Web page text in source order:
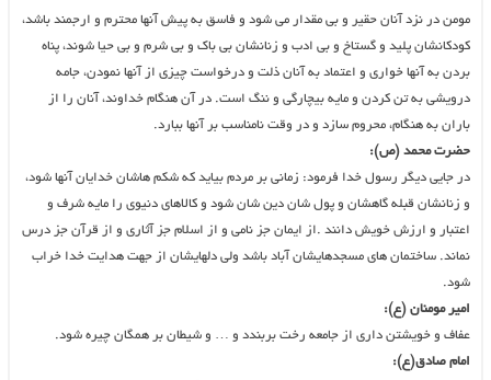
مومن در نزد آنان حقیر و بی مقدار می شود و فاسق به پیش آنها محترم و ارجمند باشد،
کودکانشان پلید و گستاخ و بی ادب و زنانشان بی باک و بی شرم و بی حیا شوند، پناه
بردن به آنها خواری و اعتماد به آنان ذلت و درخواست چیزی از آنها نمودن، جامه
درویشی به تن کردن و مایه بیچارگی و ننگ است. در آن هنگام خداوند، آنان را از
باران به هنگام، محروم سازد و در وقت نامناسب بر آنها ببارد.
حضرت محمد (ص):
در جایی دیگر رسول خدا فرمود: زمانی بر مردم بیاید که شکم هاشان خدایان آنها شود،
و زنانشان قبله گاهشان و پول شان دین شان شود و کالاهای دنیوی را مایه شرف و
اعتبار و ارزش خویش دانند .از ایمان جز نامی و از اسلام جز آثاری و از قرآن جز درس
نماند. ساختمان های مسجدهایشان آباد باشد ولی دلهایشان از جهت هدایت خدا خراب
شود.
امیر مومنان (ع):
عفاف و خویشتن داری از جامعه رخت بربندد و … و شیطان بر همگان چیره شود.
امام صادق(ع):